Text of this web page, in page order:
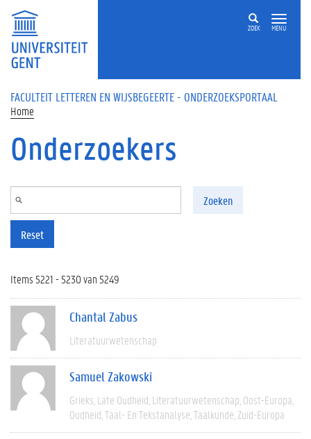
Overslaan en naar de inhoud gaan
ZOEK MENU
FACULTEIT LETTEREN EN WIJSBEGEERTE - ONDERZOEKSPORTAAL
Home
Onderzoekers
Zoeken
Reset
Items 5221 - 5230 van 5249
Chantal Zabus
Literatuurwetenschap
Samuel Zakowski
Grieks Late Oudheid Literatuurwetenschap Oost-Europa
Oudheid Taal- En Tekstanalyse Taalkunde Zuid-Europa